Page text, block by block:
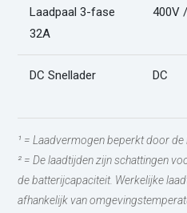
Laadpaal 3-fase
32A
400V
DC Snellader DC
¹ = Laadvermogen beperkt door de
² = De laadtijden zijn schattingen
de batterijcapaciteit. Werkelijke
afhankelijk van